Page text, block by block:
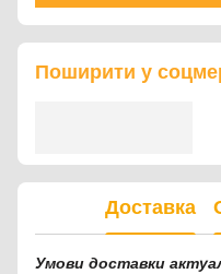
Поширити у
Доставка
Умови доставки